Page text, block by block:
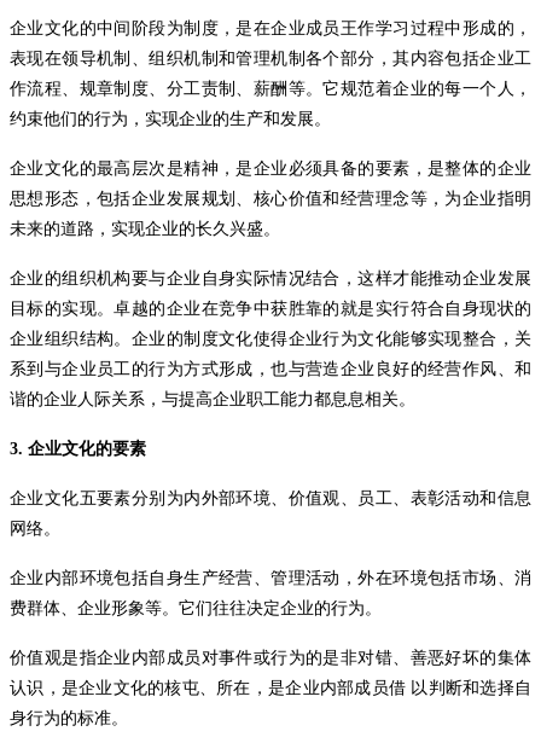
企业文化的中间阶段为制度，是在企业成员王作学习过程中形成的，
表现在领导机制、组织机制和管理机制各个部分，其内容包括企业工
作流程、规章制度、分工责制、薪酬等。它规范着企业的每一个人，
约束他们的行为，实现企业的生产和发展。
企业文化的最高层次是精神，是企业必须具备的要素，是整体的企业
思想形态，包括企业发展规划、核心价值和经营理念等，为企业指明
未来的道路，实现企业的长久兴盛。
企业的组织机构要与企业自身实际情况结合，这样才能推动企业发展
目标的实现。卓越的企业在竞争中获胜靠的就是实行符合自身现状的
企业组织结构。企业的制度文化使得企业行为文化能够实现整合，关
系到与企业员工的行为方式形成，也与营造企业良好的经营作风、和
谐的企业人际关系，与提高企业职工能力都息息相关。
3. 企业文化的要素
企业文化五要素分别为内外部环境、价值观、员工、表彰活动和信息
网络。
企业内部环境包括自身生产经营、管理活动，外在环境包括市场、消
费群体、企业形象等。它们往往决定企业的行为。
价值观是指企业内部成员对事件或行为的是非对错、善恶好坏的集体
认识，是企业文化的核屯、所在，是企业内部成员借 以判断和选择自
身行为的标准。